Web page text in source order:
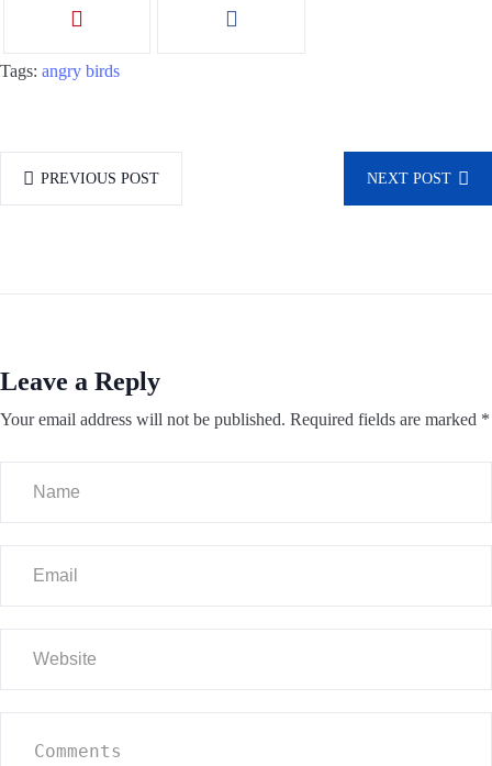
Tags: angry birds
PREVIOUS POST NEXT POST
Leave a Reply
Your email address will not be published. Required fields are marked *